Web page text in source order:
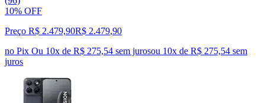
10% OFF
Preço R$ 2.479,90R$ 2.479,90
no Pix Ou 10x de R$ 275,54 sem jurosou 10x de R$ 275,54 sem
juros